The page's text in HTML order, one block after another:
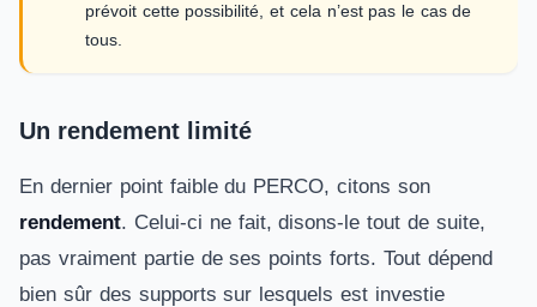
prévoit cette possibilité, et cela n’est pas le cas de
tous.
Un rendement limité
En dernier point faible du PERCO, citons son
rendement. Celui-ci ne fait, disons-le tout de suite,
pas vraiment partie de ses points forts. Tout dépend
bien sûr des supports sur lesquels est investie